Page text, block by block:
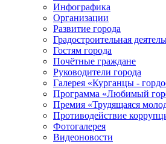
Инфографика
Организации
Развитие города
Градостроительная
Гостям города
Почётные граждане
Руководители города
Галерея «Курганцы -
Программа «Любимый
Премия «Трудящаяся
Противодействие
Фотогалерея
Видеоновости